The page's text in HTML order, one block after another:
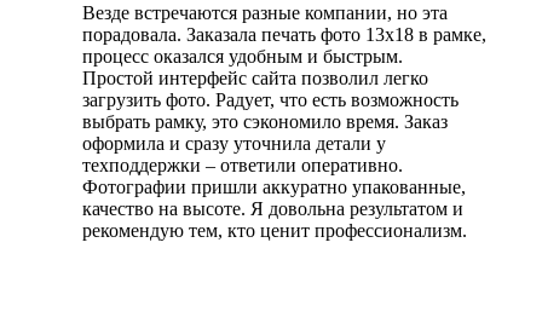
Везде встречаются разные компании, но эта
порадовала. Заказала печать фото 13х18 в рамке,
процесс оказался удобным и быстрым.
Простой интерфейс сайта позволил легко
загрузить фото. Радует, что есть возможность
выбрать рамку, это сэкономило время. Заказ
оформила и сразу уточнила детали у
техподдержки – ответили оперативно.
Фотографии пришли аккуратно упакованные,
качество на высоте. Я довольна результатом и
рекомендую тем, кто ценит профессионализм.